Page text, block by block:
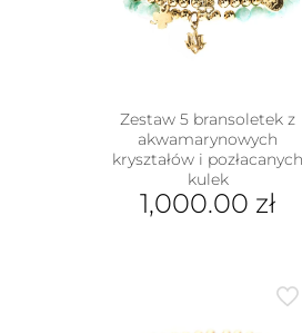
Zestaw 5 bransoletek z
akwamarynowych
kryształów i pozłacanych
kulek
1,000.00 zł